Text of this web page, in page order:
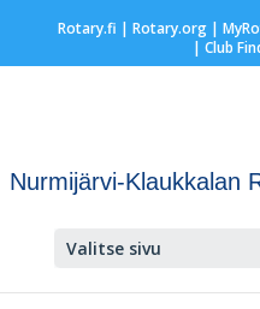
Rotary.fi | Rotary.org|
| Club
Nurmijärvi-Klaukkalan
Valitse sivu